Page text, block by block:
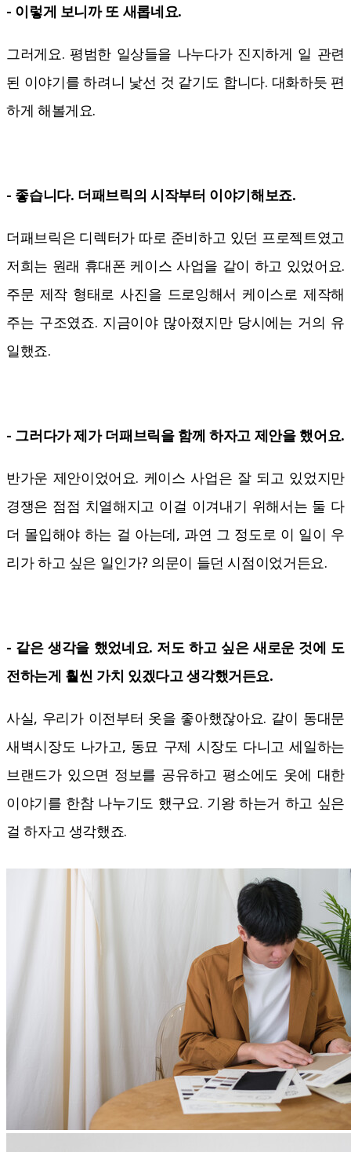
- 이렇게 보니까 또 새롭네요.
그러게요. 평범한 일상들을 나누다가 진지하게 일 관련
된 이야기를 하려니 낯선 것 같기도 합니다. 대화하듯 편
하게 해볼게요.
- 좋습니다. 더패브릭의 시작부터 이야기해보죠.
더패브릭은 디렉터가 따로 준비하고 있던 프로젝트였고
저희는 원래 휴대폰 케이스 사업을 같이 하고 있었어요.
주문 제작 형태로 사진을 드로잉해서 케이스로 제작해
주는 구조였죠. 지금이야 많아졌지만 당시에는 거의 유
일했죠.
- 그러다가 제가 더패브릭을 함께 하자고 제안을 했어요.
반가운 제안이었어요. 케이스 사업은 잘 되고 있었지만
경쟁은 점점 치열해지고 이걸 이겨내기 위해서는 둘 다
더 몰입해야 하는 걸 아는데, 과연 그 정도로 이 일이 우
리가 하고 싶은 일인가? 의문이 들던 시점이었거든요.
- 같은 생각을 했었네요. 저도 하고 싶은 새로운 것에 도
전하는게 훨씬 가치 있겠다고 생각했거든요.
사실, 우리가 이전부터 옷을 좋아했잖아요. 같이 동대문
새벽시장도 나가고, 동묘 구제 시장도 다니고 세일하는
브랜드가 있으면 정보를 공유하고 평소에도 옷에 대한
이야기를 한참 나누기도 했구요. 기왕 하는거 하고 싶은
걸 하자고 생각했죠.